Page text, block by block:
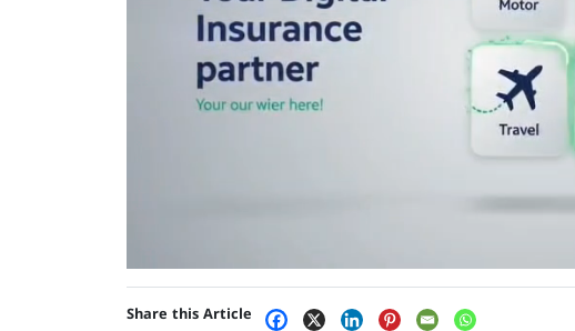
Share this Article